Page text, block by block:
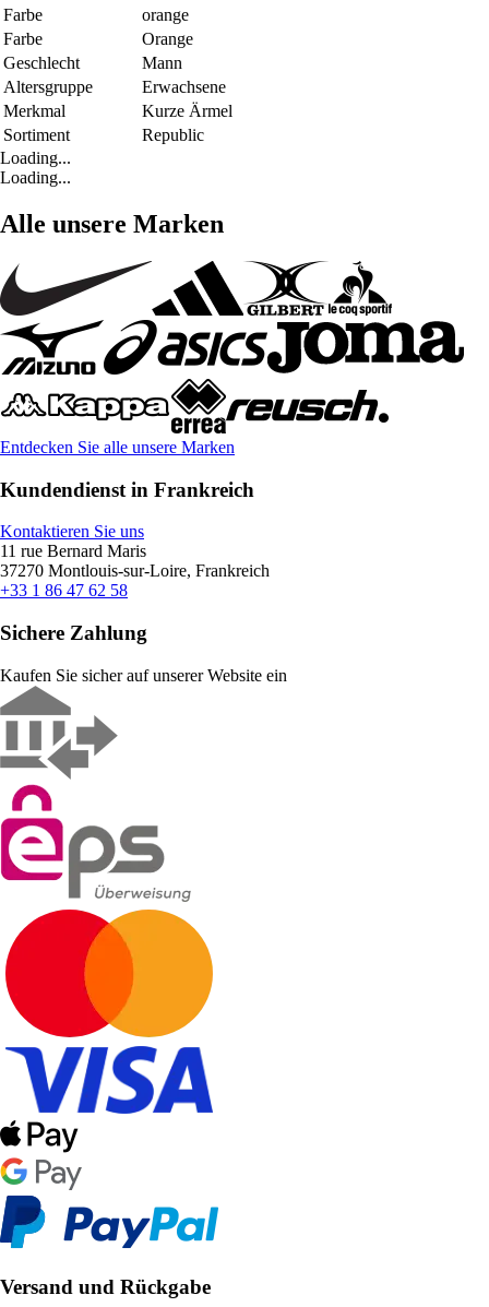
Farbe
orange
Farbe
Orange
Geschlecht
Mann
Altersgruppe
Erwachsene
Merkmal
Kurze Ärmel
Sortiment
Republic
Loading...
Loading...
Alle unsere Marken
Entdecken Sie alle unsere Marken
Kundendienst in Frankreich
Kontaktieren Sie uns
11 rue Bernard Maris
37270 Montlouis-sur-Loire, Frankreich
+33 1 86 47 62 58
Sichere Zahlung
Kaufen Sie sicher auf unserer Website ein
Versand und Rückgabe